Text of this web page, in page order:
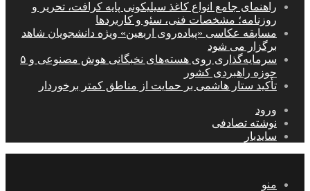
راهنمای جامع انواع کاغذ سیلیکونی پایه کرافت، تحریر و
روزنامه؛ مشخصات فنی، سئو و کاربردها
مسابقه عکاسی «پیاده‌روی اربعین» ویژه دانشجویان شاهد
برگزار می شود
سرمایه‌گذاری روی هسته‌های نخبگانی هوش مصنوعی و ۵
حوزه راهبردی کشور
تأکید ستار هاشمی بر حمایت از مناطق کمتر برخوردار
ورود
نوشته تصادفی
سایدبار
منو